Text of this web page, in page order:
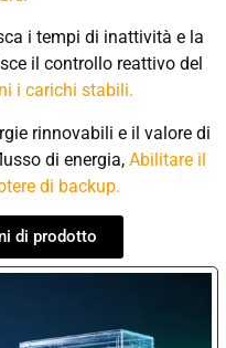
i tempi di inattività e la
il controllo reattivo del
i carichi stabili.
rinnovabili e il valore di
di energia, Abilitare il
di backup.
di prodotto